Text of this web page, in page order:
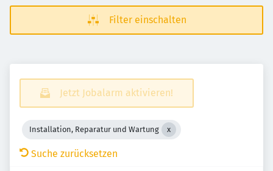
Filter einschalten
Jetzt Jobalarm aktivieren!
Installation, Reparatur und Wartung
Suche zurücksetzen